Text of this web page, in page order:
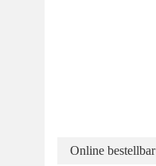
Online bestellbar